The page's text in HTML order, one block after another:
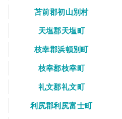
苫前郡初山別村
天塩郡天塩町
枝幸郡浜頓別町
枝幸郡枝幸町
礼文郡礼文町
利尻郡利尻富士町